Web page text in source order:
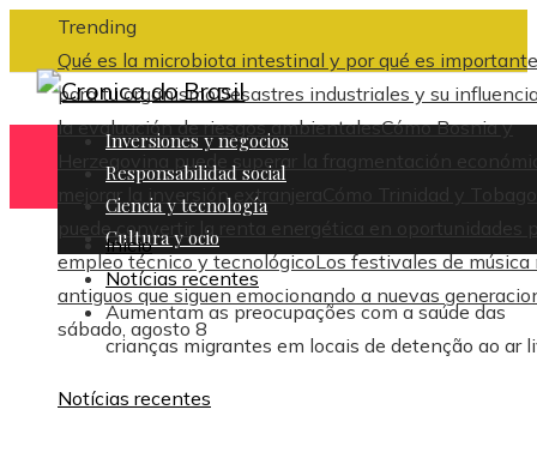
Trending
Qué es la microbiota intestinal y por qué es importante
para tu organismoDesastres industriales y su
la evaluación de riesgos ambientalesCómo Bosnia y
Herzegovina puede superar la fragmentación
mejorar la inversión extranjera
Cómo Trinidad y Tobago
puede convertir la renta energética en oportunidades
empleo técnico y tecnológicoLos festivales de música
antiguos que siguen emocionando a nuevas
sábado, agosto 8
Inversiones y negocios
Responsabilidad social
Ciencia y tecnología
Cultura y ocio
Inicio
Notícias recentes
Aumentam as preocupações com a saúde das
crianças migrantes em locais de detenção ao ar
Notícias recentes